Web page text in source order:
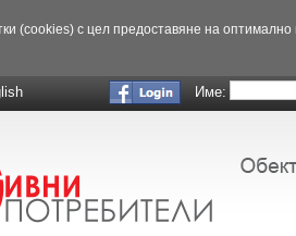
(cookies) с цел предоставяне на
Име: